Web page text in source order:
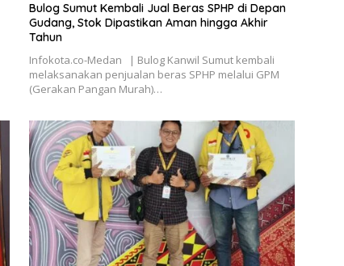
Bulog Sumut Kembali Jual Beras SPHP di Depan
Gudang, Stok Dipastikan Aman hingga Akhir
Tahun
Infokota.co-Medan | Bulog Kanwil Sumut kembali
melaksanakan penjualan beras SPHP melalui GPM
(Gerakan Pangan Murah)…